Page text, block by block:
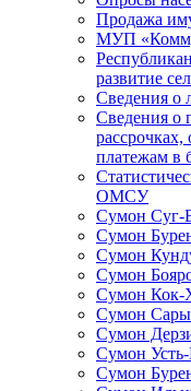
Продажа
МУП
развитие
Сведения о
Сведения о
платежам в
ОМСУ
Сумон Суг-
Сумон
Сумон
Сумон
Сумон Кок-
Сумон
Сумон
Сумон
Сумон